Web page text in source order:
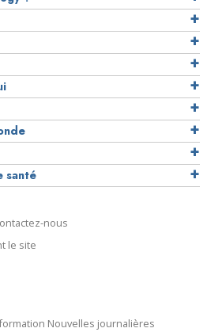
santé
nous
le site
Nouvelles journalières